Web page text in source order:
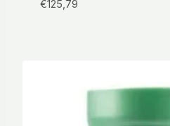
€125,79